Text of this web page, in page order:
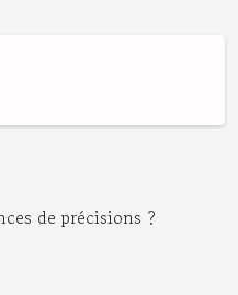
de précisions ?